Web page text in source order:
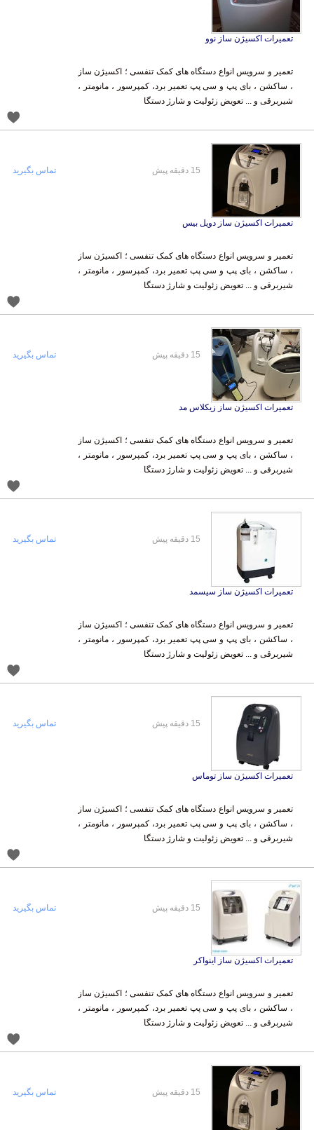
تعمیرات اکسیژن ساز نوو
تعمیر و سرویس انواع دستگاه های کمک تنفسی ؛ اکسیژن ساز
، ساکشن ، بای پپ و سی پپ تعمیر برد، کمپرسور ، مانومتر ،
شیربرقی و ... تعویض زئولیت و شارژ دستگا
تعمیرات اکسیژن ساز دویل بیس
تعمیر و سرویس انواع دستگاه های کمک تنفسی ؛ اکسیژن ساز
، ساکشن ، بای پپ و سی پپ تعمیر برد، کمپرسور ، مانومتر ،
شیربرقی و ... تعویض زئولیت و شارژ دستگا
15 دقیقه پیش تماس بگیرید
تعمیرات اکسیژن ساز زیکلاس مد
تعمیر و سرویس انواع دستگاه های کمک تنفسی ؛ اکسیژن ساز
، ساکشن ، بای پپ و سی پپ تعمیر برد، کمپرسور ، مانومتر ،
شیربرقی و ... تعویض زئولیت و شارژ دستگا
15 دقیقه پیش تماس بگیرید
تعمیرات اکسیژن ساز سیسمد
تعمیر و سرویس انواع دستگاه های کمک تنفسی ؛ اکسیژن ساز
، ساکشن ، بای پپ و سی پپ تعمیر برد، کمپرسور ، مانومتر ،
شیربرقی و ... تعویض زئولیت و شارژ دستگا
15 دقیقه پیش تماس بگیرید
تعمیرات اکسیژن ساز توماس
تعمیر و سرویس انواع دستگاه های کمک تنفسی ؛ اکسیژن ساز
، ساکشن ، بای پپ و سی پپ تعمیر برد، کمپرسور ، مانومتر ،
شیربرقی و ... تعویض زئولیت و شارژ دستگا
15 دقیقه پیش تماس بگیرید
تعمیرات اکسیژن ساز اینواکر
تعمیر و سرویس انواع دستگاه های کمک تنفسی ؛ اکسیژن ساز
، ساکشن ، بای پپ و سی پپ تعمیر برد، کمپرسور ، مانومتر ،
شیربرقی و ... تعویض زئولیت و شارژ دستگا
15 دقیقه پیش تماس بگیرید
15 دقیقه پیش تماس بگیرید